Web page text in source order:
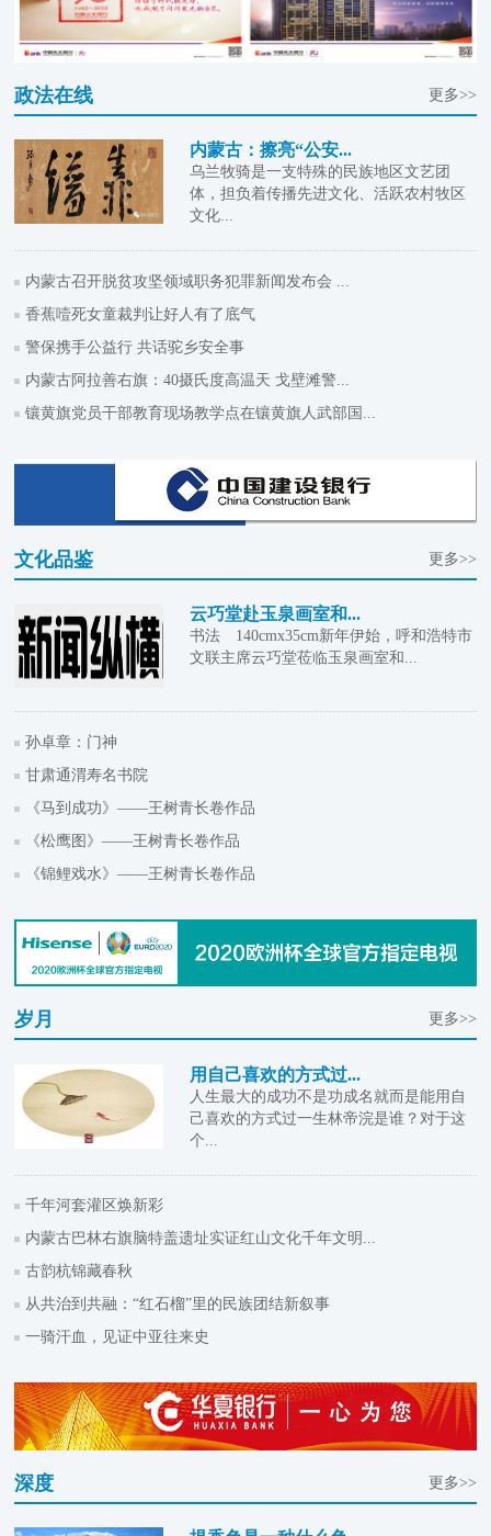
政法在线 更多>>
内蒙古：擦亮“公安...
乌兰牧骑是一支特殊的民族地区文艺团
体，担负着传播先进文化、活跃农村牧区
文化...
内蒙古召开脱贫攻坚领域职务犯罪新闻发布会 ...
香蕉噎死女童裁判让好人有了底气
警保携手公益行 共话驼乡安全事
内蒙古阿拉善右旗：40摄氏度高温天 戈壁滩警...
镶黄旗党员干部教育现场教学点在镶黄旗人武部国...
文化品鉴 更多>>
云巧堂赴玉泉画室和...
书法 140cmx35cm新年伊始，呼和浩特市
文联主席云巧堂莅临玉泉画室和...
孙卓章：门神
甘肃通渭寿名书院
《马到成功》——王树青长卷作品
《松鹰图》——王树青长卷作品
《锦鲤戏水》——王树青长卷作品
岁月 更多>>
用自己喜欢的方式过...
人生最大的成功不是功成名就而是能用自
己喜欢的方式过一生林帝浣是谁？对于这
个...
千年河套灌区焕新彩
内蒙古巴林右旗脑特盖遗址实证红山文化千年文明...
古韵杭锦藏春秋
从共治到共融：“红石榴”里的民族团结新叙事
一骑汗血，见证中亚往来史
深度 更多>>